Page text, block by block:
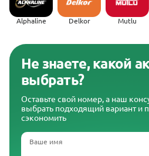
Alphaline Delkor Mutlu
Не знаете, какой
выбрать?
Оставьте свой номер, а наш
выбрать подходящий вариант и
сэкономить
Ваше имя